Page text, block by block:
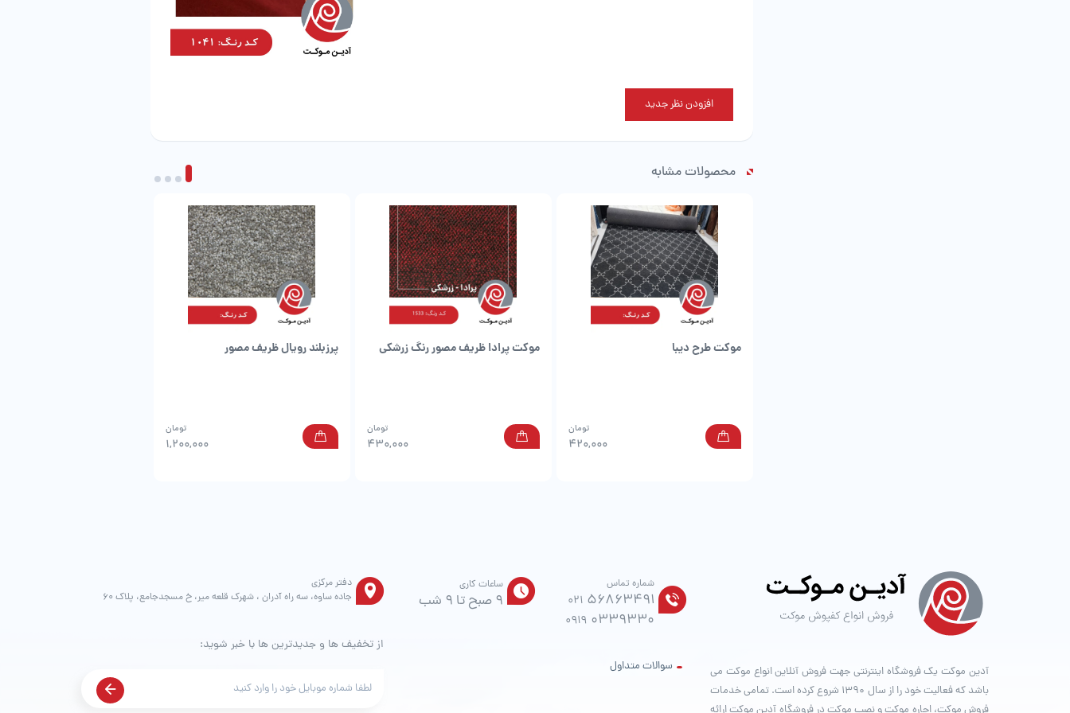
افزودن نظر جدید
محصولات مشابه
موکت طرح دیبا
420,000
تومان
موکت پرادا ظریف مصور رنگ زرشکی
430,000
تومان
پرزبلند رویال ظریف مصور
1,200,000
تومان
آدین موکت یک فروشگاه اینترنتی جهت فروش آنلاین انواع موکت می
باشد که فعالیت خود را از سال ۱۳۹۰ شروع کرده است. تمامی خدمات
فروش موکت، اجاره موکت و نصب موکت در فروشگاه آدین موکت ارائه
شماره تماس
021 56863491
0919 0339330
سوالات متداول
ساعات کاری
9 صبح تا 9 شب
دفتر مرکزی
جاده ساوه، سه راه آدران ، شهرک قلعه میر، خ مسجدجامع، پلاک 60
از تخفیف ها و جدیدترین ها با خبر شوید: